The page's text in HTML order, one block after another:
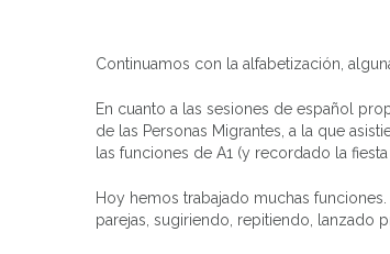
Continuamos con la alfabetización,
En cuanto a las sesiones de español
de las Personas Migrantes, a la que
las funciones de A1 (y recordado la
Hoy hemos trabajado muchas
parejas, sugiriendo, repitiendo, lanzado